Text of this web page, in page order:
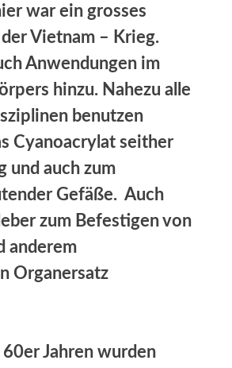
war ein grosses
Vietnam – Krieg.
Anwendungen im
hinzu. Nahezu alle
benutzen
Cyanoacrylat seither
und auch zum
Gefäße. Auch
zum Befestigen von
anderem
Organersatz
Jahren wurden